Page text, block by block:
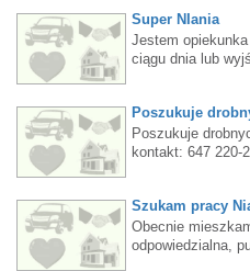
Super NIania
Jestem
ciągu dnia lub
Poszukuje
Poszukuje
kontakt: 647 220-
Szukam pracy
Obecnie
odpowiedzialna,